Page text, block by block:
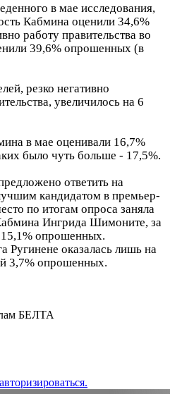
в мае исследования,
Кабмина оценили 34,6%
работу правительства во
39,6% опрошенных (в
резко негативно
увеличилось на 6
в мае оценивали 16,7%
было чуть больше - 17,5%.
ответить на
кандидатом в премьер-
по итогам опроса заняла
Ингрида Шимоните, за
15,1% опрошенных.
оказалась лишь на
3,7% опрошенных.
БЕЛТА